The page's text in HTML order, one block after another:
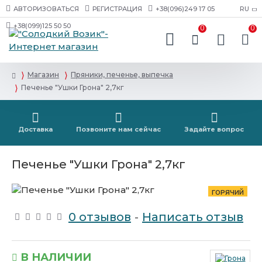
АВТОРИЗОВАТЬСЯ РЕГИСТРАЦИЯ +38(096)249 17 05
+38(099)125 50 50
RU
0 0
Магазин
Пряники, печенье, выпечка
Печенье "Ушки Грона" 2,7кг
Доставка Позвоните нам сейчас Задайте вопрос
Печенье "Ушки Грона" 2,7кг
ГОРЯЧИЙ
0 отзывов - Написать отзыв
В НАЛИЧИИ